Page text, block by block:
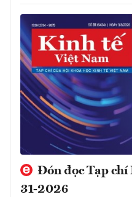
Đón đọc Tạp chí
31-2026